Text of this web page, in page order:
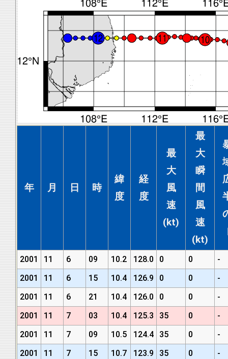
年 月 日 時
緯
度
経
度
最
大
風
速
(kt)
最
大
瞬
間
風
速
(kt)
2001 11 6 09 10.2 128.0 0 0
-
2001
11 6 15 10.4 126.9 0 0
-
2001
11 6 21 10.4 126.0 0 0
-
2001
11 7 03 10.4 125.3 35 0
-
2001
11 7 09 10.5 124.4 35 0
-
2001
11 7 15 10.7 123.9 35 0
-